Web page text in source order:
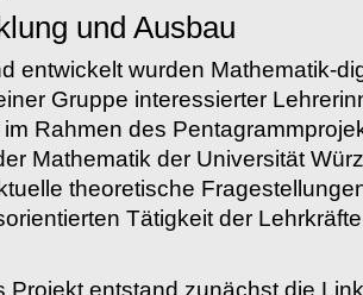
und Ausbau
entwickelt wurden Mathematik-
Gruppe interessierter
Rahmen des
Mathematik der Universität
theoretische
Tätigkeit der
Projekt entstand zunächst die